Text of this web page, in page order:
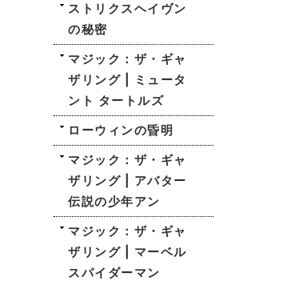
ストリクスヘイヴン
の秘密
マジック：ザ・ギャ
ザリング | ミュータ
ント タートルズ
ローウィンの昏明
マジック：ザ・ギャ
ザリング | アバター
伝説の少年アン
マジック：ザ・ギャ
ザリング | マーベル
スパイダーマン